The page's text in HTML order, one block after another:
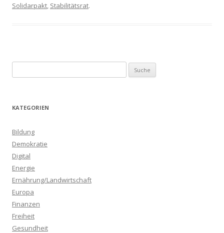
Solidarpakt, Stabilitätsrat.
u
h
n
a
c
h
:
KATEGORIEN
Bildung
Demokratie
Digital
Energie
Ernährung/Landwirtschaft
Europa
Finanzen
Freiheit
Gesundheit